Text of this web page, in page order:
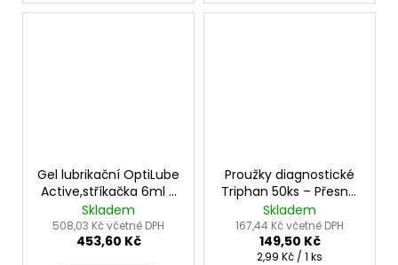
Gel lubrikační OptiLube
Active,stříkačka 6ml -
antiseptik s lidokainem
Skladem
508,03 Kč včetně DPH
453,60 Kč
Proužky diagnostické
Triphan 50ks – Přesné,
rychlé výsledky z moči
Skladem
167,44 Kč včetně DPH
149,50 Kč
Měrná
2,99 Kč / 1 ks